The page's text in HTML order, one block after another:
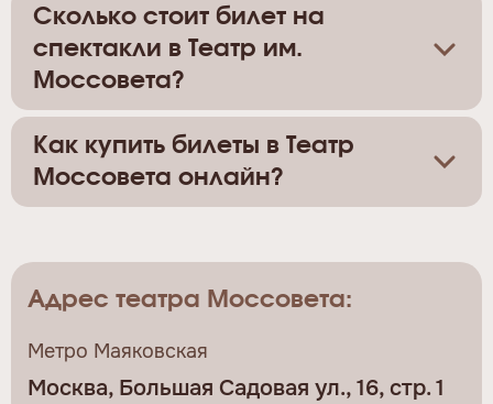
Сколько стоит билет на
спектакли в Театр им.
Моссовета?
Как купить билеты в Театр
Моссовета онлайн?
Адрес театра Моссовета:
Метро Маяковская
Москва, Большая Садовая ул., 16, стр. 1